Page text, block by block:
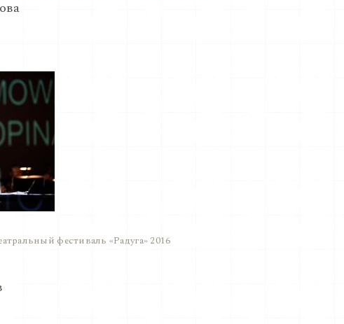
фестиваль «Радуга» 2016